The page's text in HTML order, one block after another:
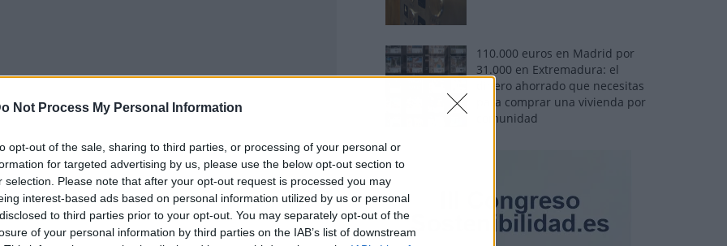
Not Process My Personal Information
opt-out of the sale, sharing to third parties, or processing of your personal or
for targeted advertising by us, please use the below opt-out section to
selection. Please note that after your opt-out request is processed you may
interest-based ads based on personal information utilized by us or personal
to third parties prior to your opt-out. You may separately opt-out of the
of your personal information by third parties on the IAB’s list of downstream
110.000 euros en Madrid por
31.000 en Extremadura: el
dinero ahorrado que necesitas
para comprar una vivienda por
comunidad